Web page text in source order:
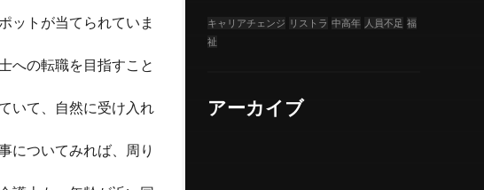
ットが当てられていま
への転職を目指すこと
いて、自然に受け入れ
についてみれば、周り
キャリアチェンジ リストラ 中高年 人員不足 福
祉
アーカイブ